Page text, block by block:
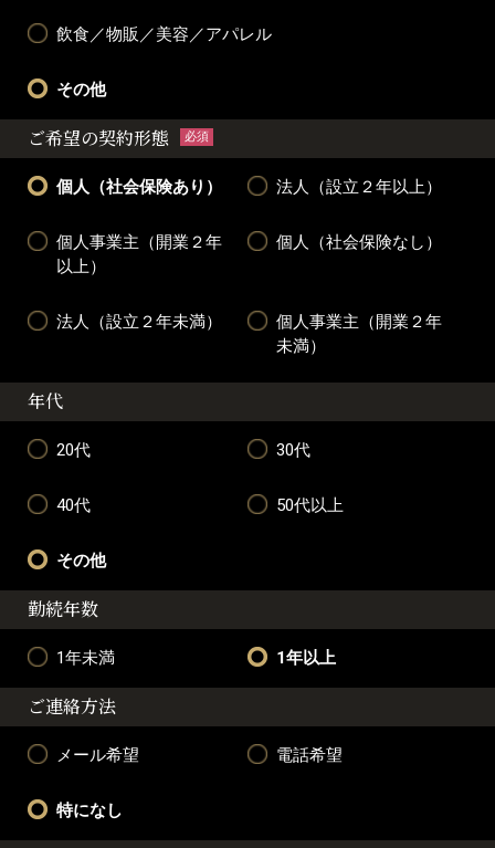
飲食／物販／美容／アパレル
その他
ご希望の契約形態 必須
個人（社会保険あり） 法人（設立２年以上）
個人事業主（開業２年
以上）
個人（社会保険なし）
法人（設立２年未満）
個人事業主（開業２年
未満）
年代
20代 30代
40代 50代以上
その他
勤続年数
1年未満 1年以上
ご連絡方法
メール希望 電話希望
特になし